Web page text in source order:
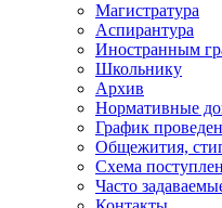
Магистратура
Аспирантура
Иностранным
Школьнику
Архив
Нормативные
График
Общежития,
Схема
Часто